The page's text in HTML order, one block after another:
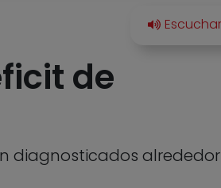
de
diagnosticados alrededor